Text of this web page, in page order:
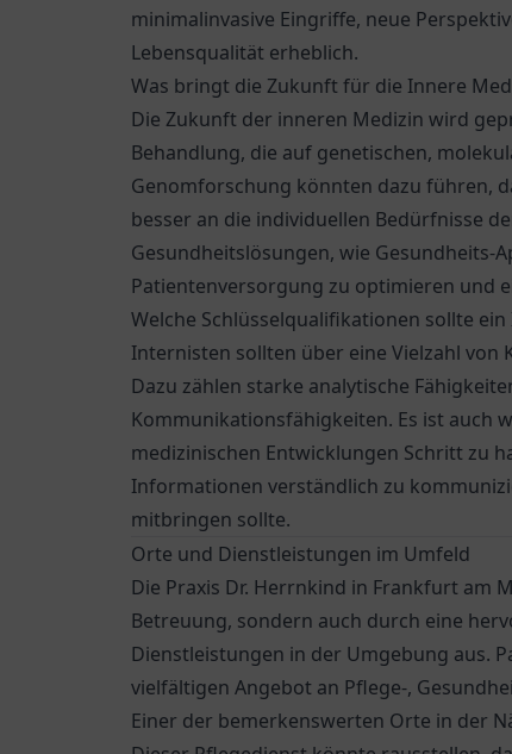
minimalinvasive Eingriffe, neue
Lebensqualität erheblich.
Was bringt die Zukunft für die Innere
Die Zukunft der inneren Medizin wird
Behandlung, die auf genetischen,
Genomforschung könnten dazu führen,
besser an die individuellen Bedürfnisse
Gesundheitslösungen, wie Gesundheits-
Patientenversorgung zu optimieren und
Welche Schlüsselqualifikationen sollte
Internisten sollten über eine Vielzahl
Dazu zählen starke analytische
Kommunikationsfähigkeiten. Es ist auch
medizinischen Entwicklungen Schritt zu
Informationen verständlich zu
mitbringen sollte.
Orte und Dienstleistungen im Umfeld
Die Praxis Dr. Herrnkind in Frankfurt am
Betreuung, sondern auch durch eine
Dienstleistungen in der Umgebung aus.
vielfältigen Angebot an Pflege-,
Einer der bemerkenswerten Orte in der